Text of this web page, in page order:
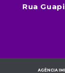
Rua
AGÊNCIA